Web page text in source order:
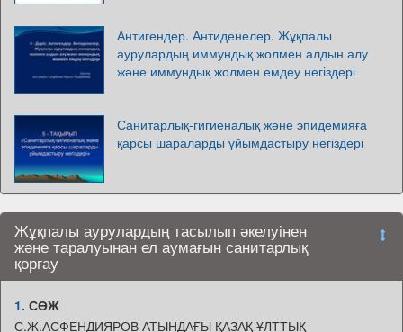
Антигендер. Антиденелер. Жұқпалы
аурулардың иммундық жолмен алдын алу
және иммундық жолмен емдеу негіздері
Санитарлық-гигиеналық және эпидемияға
қарсы шараларды ұйымдастыру негіздері
Жұқпалы аурулардың тасылып әкелуінен
және таралуынан ел аумағын санитарлық
қорғау
1. СӨЖ
С.Ж.АСФЕНДИЯРОВ АТЫНДАҒЫ ҚАЗАҚ ҰЛТТЫҚ